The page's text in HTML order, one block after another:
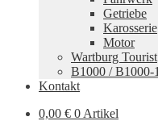
Getriebe
Karosserie
Motor
Wartburg Tourist
B1000 / B1000-1
Kontakt
0,00 € 0 Artikel